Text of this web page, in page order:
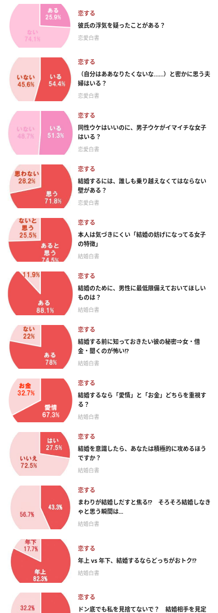
恋する
彼氏の浮気を疑ったことがある？
恋愛白書
恋する
（自分はああなりたくないな……）と密かに思う夫
婦はいる？
恋愛白書
恋する
同性ウケはいいのに、男子ウケがイマイチな女子
はいる？
恋愛白書
恋する
結婚するには、誰しも乗り越えなくてはならない
壁がある？
恋愛白書
恋する
本人は気づきにくい「結婚の妨げになってる女子
の特徴」
結婚白書
恋する
結婚のために、男性に最低限備えておいてほしい
ものは？
結婚白書
恋する
結婚する前に知っておきたい彼の秘密⇒女・借
金・聞くのが怖い!?
結婚白書
恋する
結婚するなら「愛情」と「お金」どちらを重視す
る？
結婚白書
恋する
結婚を意識したら、あなたは積極的に攻めるほう
ですか？
結婚白書
恋する
まわりが結婚しだすと焦る!? そろそろ結婚しなき
ゃと思う瞬間は...
結婚白書
恋する
年上 vs 年下、結婚するならどっちがおトク!?
結婚白書
恋する
ドン底でも私を見捨てないで？ 結婚相手を見定